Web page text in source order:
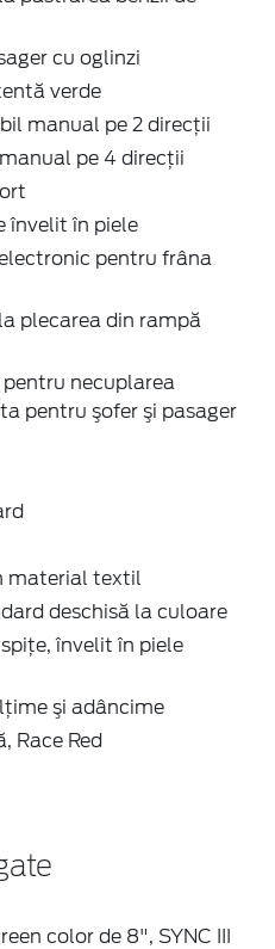
cu oglinzi
verde
manual pe 2 direcţii
pe 4 direcţii
învelit în piele
pentru frâna
plecarea din rampă
necuplarea
pentru şofer şi pasager
material textil
deschisă la culoare
învelit în piele
şi adâncime
Race Red
color de 8", SYNC III